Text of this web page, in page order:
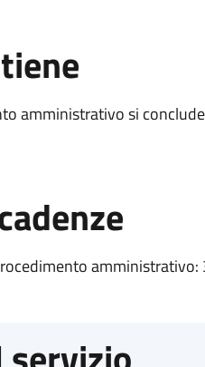
amministrativo si
amministrativo: